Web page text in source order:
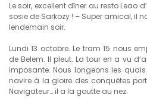
Le soir, excellent dîner au resto Leao
sosie de Sarkozy ! – Super amical, il
lendemain soir.
Lundi 13 octobre. Le tram 15 nous
de Belem. Il pleut. La tour en a vu
imposante. Nous longeons les
navire à la gloire des conquêtes
Navigateur… il a la goutte au nez.